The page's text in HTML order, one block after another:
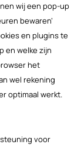
diversen
wij een pop-up
bewaren’
en plugins te
en welke zijn
het
wel rekening
optimaal werkt.
voor